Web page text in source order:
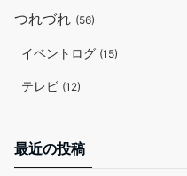
つれづれ (56)
イベントログ (15)
テレビ (12)
最近の投稿